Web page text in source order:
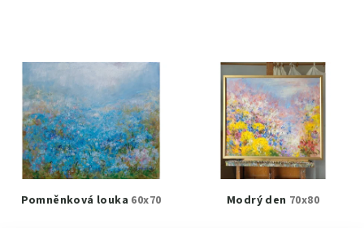
Pomněnková louka 60x70 Modrý den 70x80